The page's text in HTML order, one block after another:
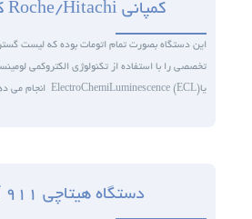
تجهیزات آزمایشگاهی
کمپانی Roche/Hitachi کشورآلمان
این دستگاه بصورت تمام اتومات بوده که لیست
تخصصی را با استفاده از تکنولوژی الکتروکمی
یاElectroChemiLuminescence (ECL) انجام می دهد. از ویژگی های [...]
دستگاه هیتاچی 911 آنالایزر